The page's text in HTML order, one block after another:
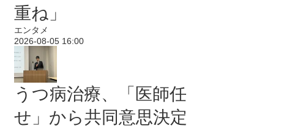
重ね」
エンタメ
2026-08-05 16:00
うつ病治療、「医師任
せ」から共同意思決定